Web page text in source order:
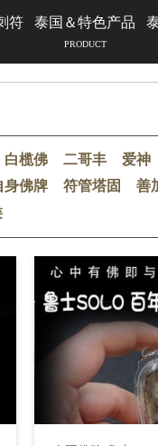
符 泰国＆特色产品
PRODUCT
白榄佛 二哥丰 爱神
身佛牌 符管塔固 善